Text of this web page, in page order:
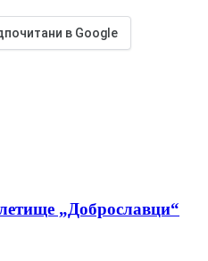
в Google
„Доброславци“